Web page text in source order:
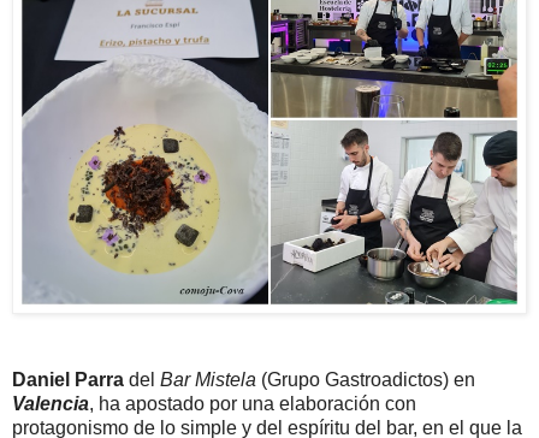
Daniel Parra del Bar Mistela (Grupo Gastroadictos) en
Valencia, ha apostado por una elaboración con
protagonismo de lo simple y del espíritu del bar, en el que la